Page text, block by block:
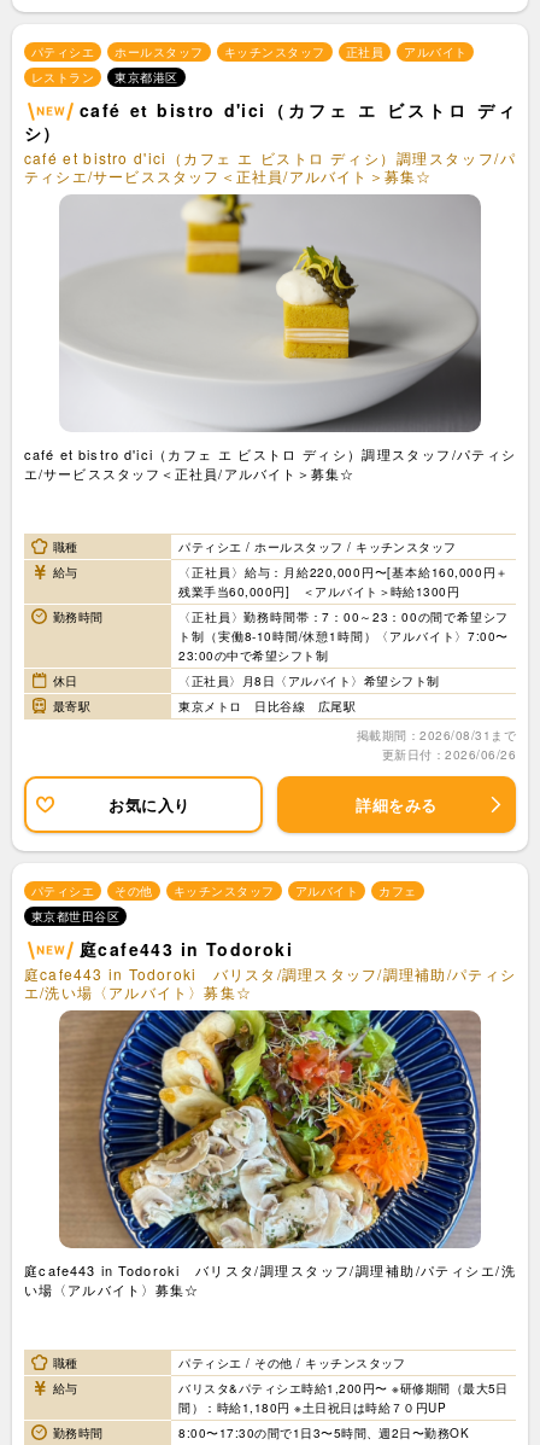
パティシエ ホールスタッフ キッチンスタッフ 正社員
アルバイト
レストラン
東京都港区
café et bistro d'ici（カフェ エ ビストロ ディ
シ）
café et bistro d'ici（カフェ エ ビストロ ディシ）調理スタッフ/パ
ティシエ/サービススタッフ＜正社員/アルバイト＞募集☆
café et bistro d'ici（カフェ エ ビストロ ディシ）調理スタッフ/パティシ
エ/サービススタッフ＜正社員/アルバイト＞募集☆
職種
パティシエ / ホールスタッフ / キッチンスタッフ
給与
〈正社員〉給与：月給220,000円〜[基本給160,000円＋
残業手当60,000円] ＜アルバイト＞時給1300円
勤務時間
〈正社員〉勤務時間帯：7：00～23：00の間で希望シフ
ト制（実働8-10時間/休憩1時間）〈アルバイト〉7:00〜
23:00の中で希望シフト制
休日
〈正社員〉月8日〈アルバイト〉希望シフト制
最寄駅
東京メトロ 日比谷線 広尾駅
掲載期間：2026/08/31まで
更新日付：2026/06/26
お気に入り 詳細をみる
パティシエ その他 キッチンスタッフ アルバイト
カフェ
東京都世田谷区
庭cafe443 in Todoroki
庭cafe443 in Todoroki バリスタ/調理スタッフ/調理補助/パティシ
エ/洗い場〈アルバイト〉募集☆
庭cafe443 in Todoroki バリスタ/調理スタッフ/調理補助/パティシエ/洗
い場〈アルバイト〉募集☆
職種
パティシエ / その他 / キッチンスタッフ
給与
バリスタ&パティシエ時給1,200円〜 ※研修期間（最大5日
間）：時給1,180円 ※土日祝日は時給７０円UP
勤務時間
8:00〜17:30の間で1日3〜5時間、週2日〜勤務OK